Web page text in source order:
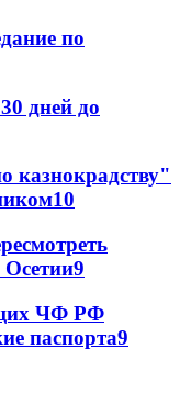
по
дней до
казнокрадству"
10
9
ЧФ РФ
паспорта9